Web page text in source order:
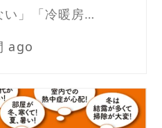
い」「冷暖房…
ago